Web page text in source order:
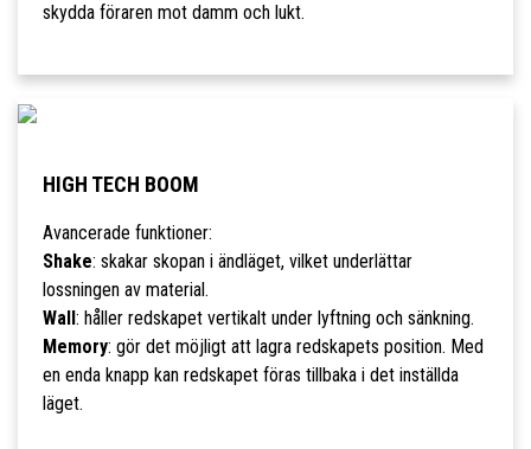
skydda föraren mot damm och lukt.
HIGH TECH BOOM
Avancerade funktioner:
Shake: skakar skopan i ändläget, vilket underlättar
lossningen av material.
Wall : håller redskapet vertikalt under lyftning och sänkning.
Memory: gör det möjligt att lagra redskapets position. Med
en enda knapp kan redskapet föras tillbaka i det inställda
läget.